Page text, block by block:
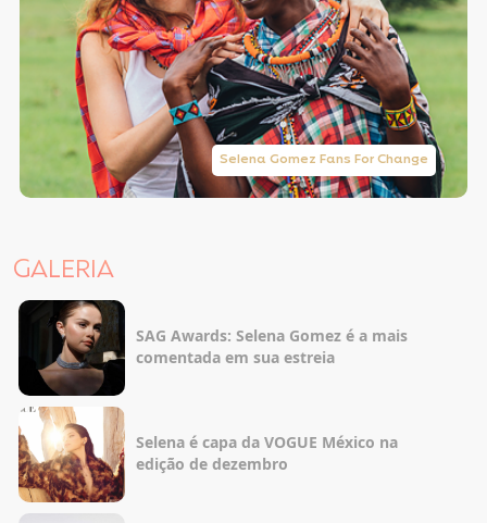
Selena Gomez Fans For Change
GALERIA
SAG Awards: Selena Gomez é a mais
comentada em sua estreia
Selena é capa da VOGUE México na
edição de dezembro